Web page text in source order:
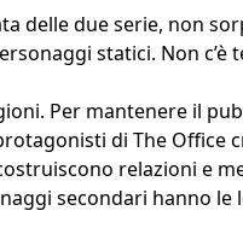
delle due serie, non
statici. Non c’è
Per mantenere il
di The Office
relazioni e
secondari hanno